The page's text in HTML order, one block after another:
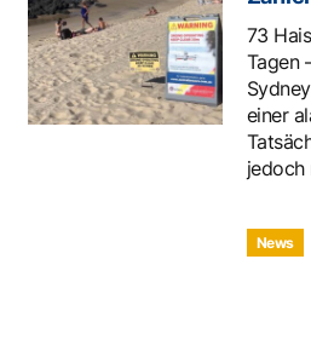
73
Tagen
einer
jedoch
News